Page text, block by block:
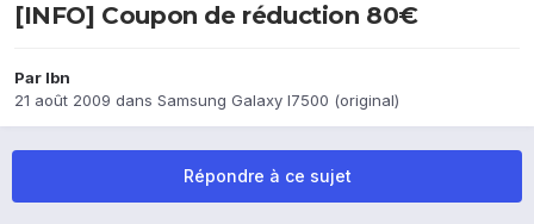
[INFO] Coupon de réduction 80€
Par lbn
21 août 2009 dans Samsung Galaxy I7500 (original)
Répondre à ce sujet